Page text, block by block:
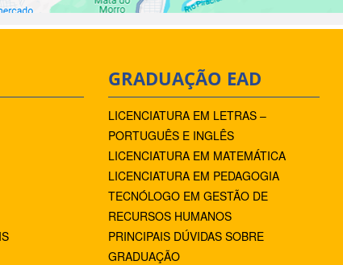
GRADUAÇÃO EAD
LICENCIATURA EM LETRAS –
PORTUGUÊS E INGLÊS
LICENCIATURA EM MATEMÁTICA
LICENCIATURA EM PEDAGOGIA
TECNÓLOGO EM GESTÃO DE
RECURSOS HUMANOS
PRINCIPAIS DÚVIDAS SOBRE
GRADUAÇÃO